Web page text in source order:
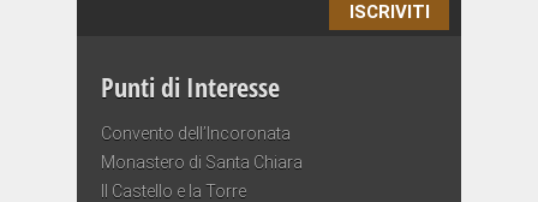
ISCRIVITI
Punti di Interesse
Convento dell’Incoronata
Monastero di Santa Chiara
Il Castello e la Torre